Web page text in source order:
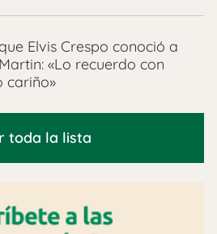
Elvis Crespo conoció a
«Lo recuerdo con
cariño»
toda la lista